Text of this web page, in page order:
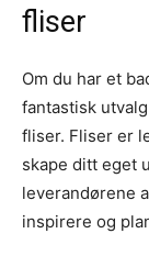
fliser
Om du har et
fantastisk
fliser. Fliser er
skape ditt eget
leverandørene
inspirere og